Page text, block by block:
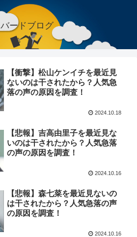
バードブログ
【衝撃】松山ケンイチを最近見
ないのは干されたから？人気急
落の声の原因を調査！
2024.10.18
【悲報】吉高由里子を最近見な
いのは干されたから？人気急落
の声の原因を調査！
2024.10.16
【悲報】森七菜を最近見ないの
は干されたから？人気急落の声
の原因を調査！
2024.10.16